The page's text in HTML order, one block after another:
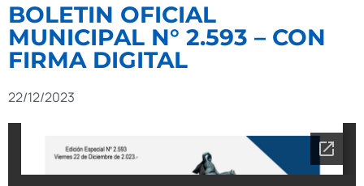
BOLETIN OFICIAL
MUNICIPAL N° 2.593 – CON
FIRMA DIGITAL
22/12/2023